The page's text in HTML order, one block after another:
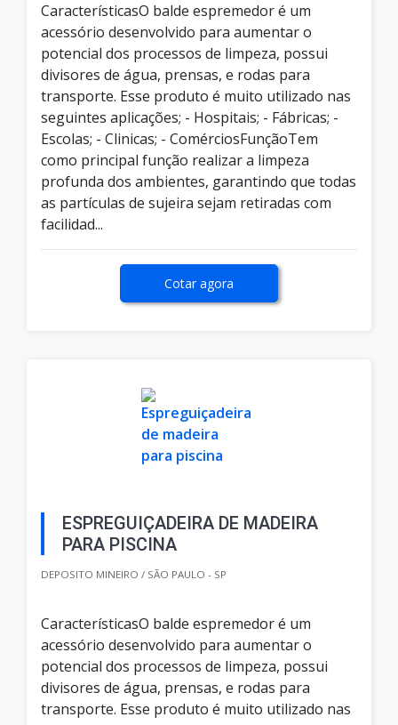
CaracterísticasO balde espremedor é um
acessório desenvolvido para aumentar o
potencial dos processos de limpeza, possui
divisores de água, prensas, e rodas para
transporte. Esse produto é muito utilizado nas
seguintes aplicações; - Hospitais; - Fábricas; -
Escolas; - Clinicas; - ComérciosFunçãoTem
como principal função realizar a limpeza
profunda dos ambientes, garantindo que todas
as partículas de sujeira sejam retiradas com
facilidad...
Cotar agora
ESPREGUIÇADEIRA DE MADEIRA
PARA PISCINA
DEPOSITO MINEIRO / SÃO PAULO - SP
CaracterísticasO balde espremedor é um
acessório desenvolvido para aumentar o
potencial dos processos de limpeza, possui
divisores de água, prensas, e rodas para
transporte. Esse produto é muito utilizado nas